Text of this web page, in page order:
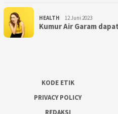
HEALTH 12 Juni 2023
Kumur Air Garam
KODE ETIK
PRIVACY POLICY
REDAKSI